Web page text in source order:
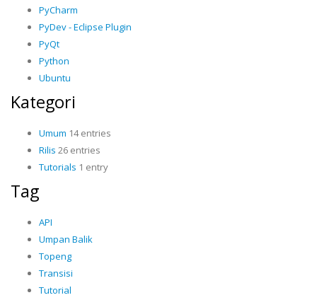
PyCharm
PyDev - Eclipse Plugin
PyQt
Python
Ubuntu
Kategori
Umum 14 entries
Rilis 26 entries
Tutorials 1 entry
Tag
API
Umpan Balik
Topeng
Transisi
Tutorial